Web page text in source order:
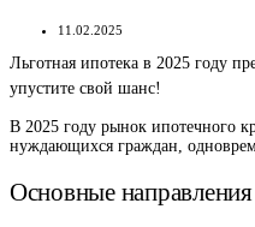
11.02.2025
Льготная ипотека в 2025 году
упустите свой шанс!
В 2025 году рынок ипотечного
нуждающихся граждан,
Основные